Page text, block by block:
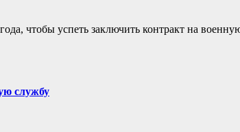
чтобы успеть заключить контракт на
службу